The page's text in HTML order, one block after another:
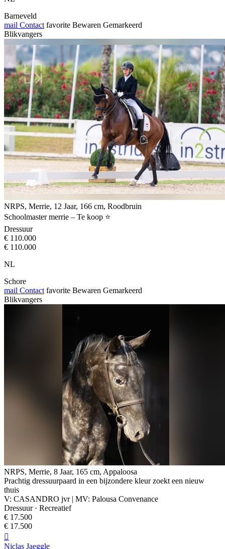
Barneveld
mail Contact favorite Bewaren Gemarkeerd
Blikvangers
NRPS, Merrie, 12 Jaar, 166 cm, Roodbruin
Schoolmaster merrie – Te koop ⭐
Dressuur
€ 110.000
€ 110.000
NL
Schore
mail Contact favorite Bewaren Gemarkeerd
Blikvangers
NRPS, Merrie, 8 Jaar, 165 cm, Appaloosa
Prachtig dressuurpaard in een bijzondere kleur zoekt een nieuw
thuis
V: CASANDRO jvr | MV: Palousa Convenance
Dressuur · Recreatief
€ 17.500
€ 17.500

Niclas Jaeggle